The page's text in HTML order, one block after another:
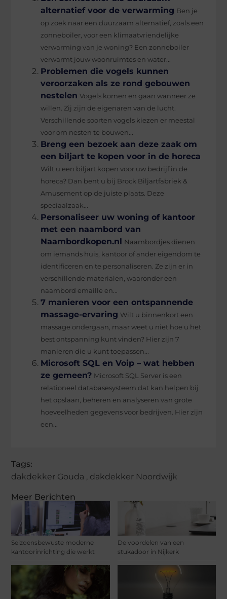
Meer Berichten
Seizoensbewuste moderne
kantoorinrichting die werkt
De voordelen van een
stukadoor in Nijkerk
alternatief voor de verwarming Ben je
op zoek naar een duurzaam alternatief, zoals een
zonneboiler, voor een klimaatvriendelijke
verwarming van je woning? Een zonneboiler
verwarmt jouw woonruimtes en water...
Problemen die vogels kunnen
veroorzaken als ze rond gebouwen
nestelen Vogels komen en gaan wanneer ze
willen. Zij zijn de eigenaren van de lucht.
Verschillende soorten vogels kiezen er meestal
voor om nesten te bouwen...
Breng een bezoek aan deze zaak om
een biljart te kopen voor in de horeca
Wilt u een biljart kopen voor uw bedrijf in de
horeca? Dan bent u bij Brock Biljartfabriek &
Amusement op de juiste plaats. Deze
speciaalzaak...
Personaliseer uw woning of kantoor
met een naambord van
Naambordkopen.nl Naambordjes dienen
om iemands huis, kantoor of ander eigendom te
identificeren en te personaliseren. Ze zijn er in
verschillende materialen, waaronder een
naambord emaille en...
7 manieren voor een ontspannende
massage-ervaring Wilt u binnenkort een
massage ondergaan, maar weet u niet hoe u het
best ontspanning kunt vinden? Hier zijn 7
manieren die u kunt toepassen...
Microsoft SQL en Voip – wat hebben
ze gemeen? Microsoft SQL Server is een
relationeel databasesysteem dat kan helpen bij
het opslaan, beheren en analyseren van grote
hoeveelheden gegevens voor bedrijven. Hier zijn
een...
Tags:
dakdekker Gouda , dakdekker Noordwijk